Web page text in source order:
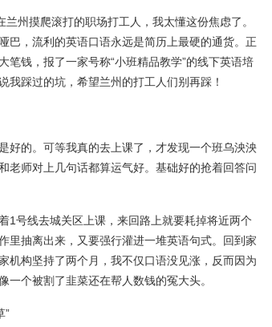
州摸爬滚打的职场打工人，我太懂这份焦虑了。
巴，流利的英语口语永远是简历上最硬的通货。正
钱，报了一家号称“小班精品教学”的线下英语培
踩过的坑，希望兰州的打工人们别再踩！
好的。可等我真的去上课了，才发现一个班乌泱泱
老师对上几句话都算运气好。基础好的抢着回答问
1号线去城关区上课，来回路上就要耗掉将近两个
里抽离出来，又要强行灌进一堆英语句式。回到家
机构坚持了两个月，我不仅口语没见涨，反而因为
个被割了韭菜还在帮人数钱的冤大头。
”